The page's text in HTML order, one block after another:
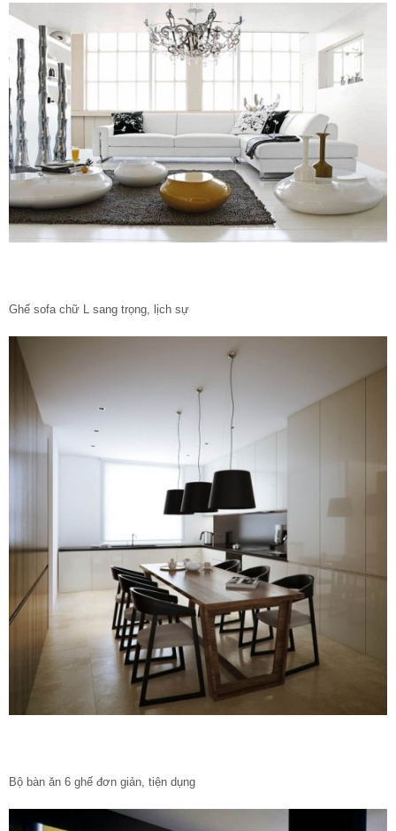
Ghế sofa chữ L sang trọng, lịch sự
Bộ bàn ăn 6 ghế đơn giản, tiện dụng